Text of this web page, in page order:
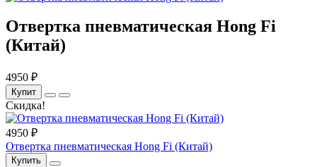
Отвертка пневматическая Hong Fi
(Китай)
4950 ₽
Купит
Скидка!
4950 ₽
Отвертка пневматическая Hong Fi (Китай)
Купить